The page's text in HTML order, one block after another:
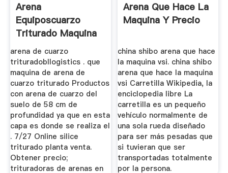
Arena
Equiposcuarzo
Triturado Maquina
Mexico
arena de cuarzo
trituradobllogistics . que
maquina de arena de
cuarzo triturado Productos
con arena de cuarzo del
suelo de 58 cm de
profundidad ya que en esta
capa es donde se realiza el
. 7/27 Online silice
triturado planta venta.
Obtener precio;
trituradoras de arenas en
Arena Que Hace La
Maquina Y Precio
china shibo arena que hace
la maquina vsi. china shibo
arena que hace la maquina
vsi Carretilla Wikipedia, la
enciclopedia libre La
carretilla es un pequeño
vehículo normalmente de
una sola rueda diseñado
para ser más pesadas que
si tuvieran que ser
transportadas totalmente
por la persona.